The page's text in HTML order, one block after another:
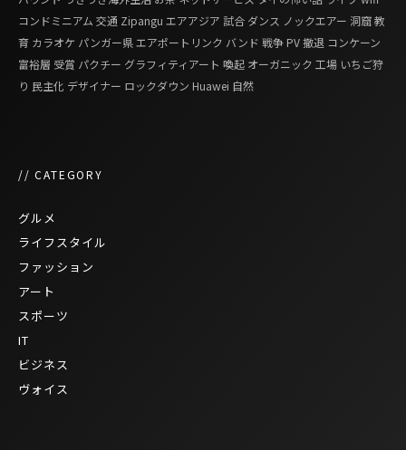
コンドミニアム 交通 Zipangu エアアジア 試合 ダンス ノックエアー 洞窟教
育 カラオケ パンガー県エアポートリンク バンド 戦争PV撤退 コンケーン
富裕層 受賞 パクチー グラフィティアート 喚起 オーガニック 工場 いちご狩
り 民主化 デザイナー ロックダウン Huawei 自然
// CATEGORY
グルメ
ライフスタイル
ファッション
アート
スポーツ
IT
ビジネス
ヴォイス